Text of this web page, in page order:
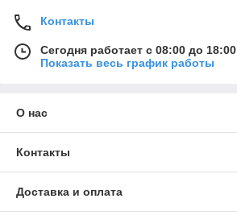
Контакты
Сегодня работает с 08:00 до 18:00
Показать весь график работы
О нас
Контакты
Доставка и оплата